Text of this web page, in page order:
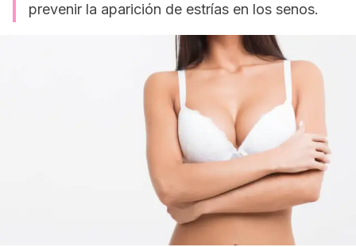
prevenir la aparición de estrías en los senos.